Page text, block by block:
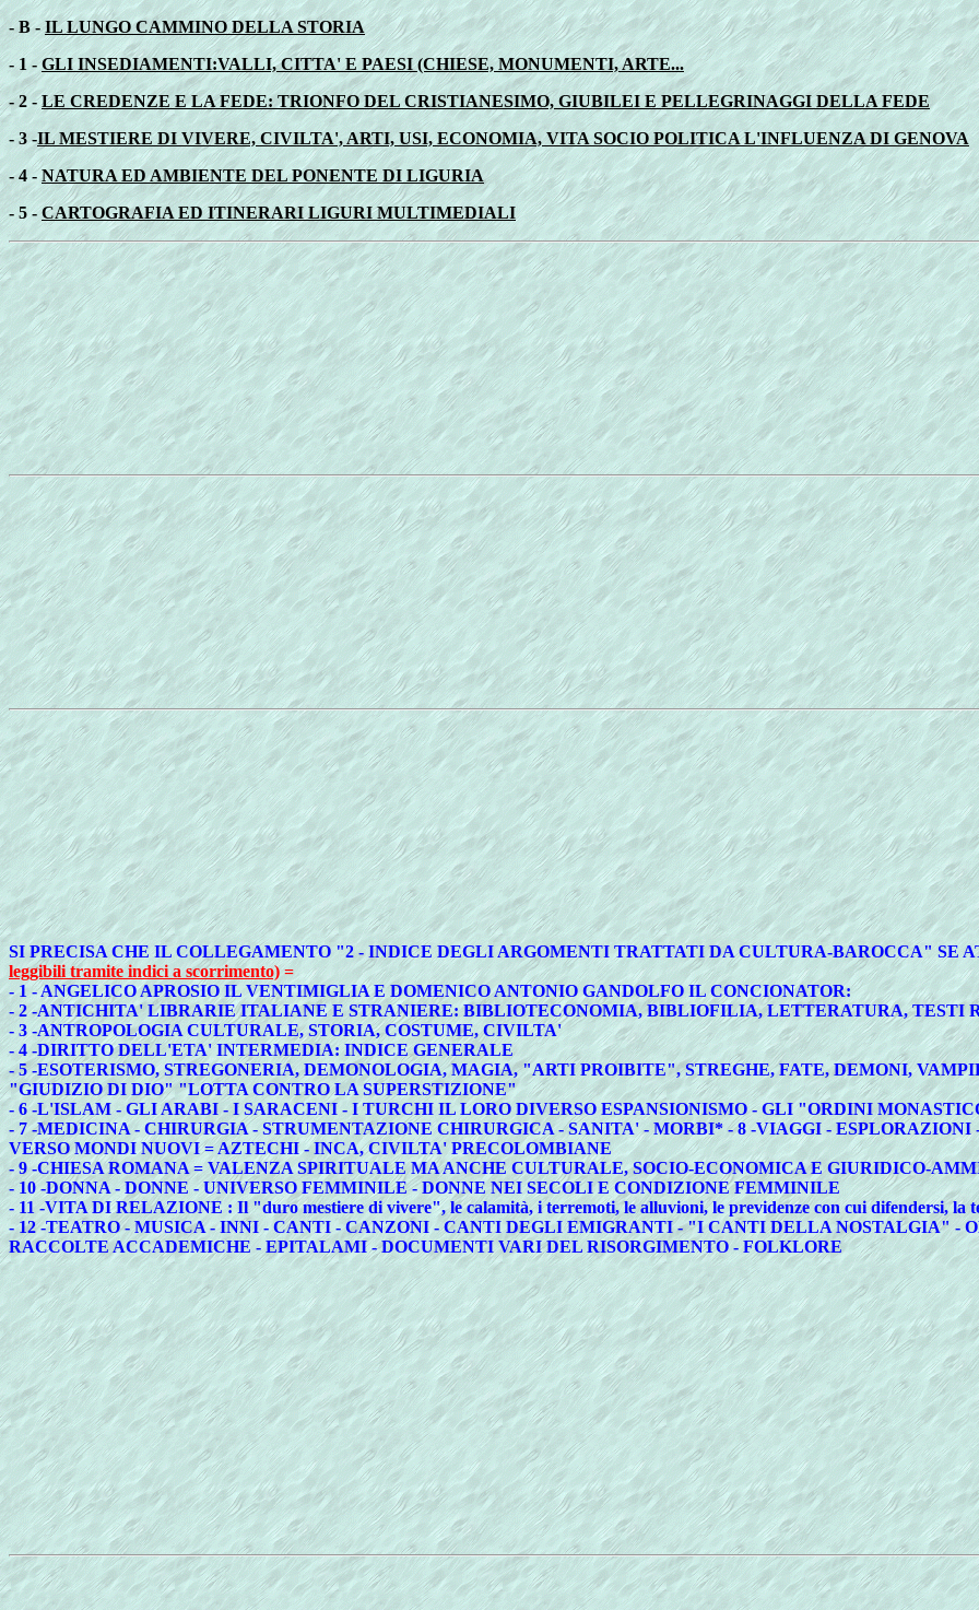
- B - IL LUNGO CAMMINO DELLA STORIA
- 1 -GLI INSEDIAMENTI:VALLI, CITTA' E PAESI (CHIESE, MONUMENTI, ARTE...
- 2 -LE CREDENZE E LA FEDE: TRIONFO DEL CRISTIANESIMO, GIUBILEI E PELLEGRINAGGI DELLA FEDE
- 3 -IL MESTIERE DI VIVERE, CIVILTA', ARTI, USI, ECONOMIA, VITA SOCIO POLITICA L'INFLUENZA DI GENOVA
- 4 -NATURA ED AMBIENTE DEL PONENTE DI LIGURIA
- 5 -CARTOGRAFIA ED ITINERARI LIGURI MULTIMEDIALI
SI PRECISA CHE IL COLLEGAMENTO "2 - INDICE DEGLI ARGOMENTI TRATTATI DA CULTURA-BAROCCA" SE
leggibili tramite indici a scorrimento)=
- 1 - ANGELICO APROSIO IL VENTIMIGLIA E DOMENICO ANTONIO GANDOLFO IL CONCIONATOR:
- 2 -ANTICHITA' LIBRARIE ITALIANE E STRANIERE: BIBLIOTECONOMIA, BIBLIOFILIA, LETTERATURA, TESTI
- 3 -ANTROPOLOGIA CULTURALE, STORIA, COSTUME, CIVILTA'
- 4 -DIRITTO DELL'ETA' INTERMEDIA: INDICE GENERALE
- 5 -ESOTERISMO, STREGONERIA, DEMONOLOGIA, MAGIA, "ARTI PROIBITE", STREGHE, FATE, DEMONI,
"GIUDIZIO DI DIO" "LOTTA CONTRO LA SUPERSTIZIONE"
- 6 -L'ISLAM - GLI ARABI - I SARACENI - I TURCHI IL LORO DIVERSO ESPANSIONISMO - GLI "ORDINI
- 7 -MEDICINA - CHIRURGIA - STRUMENTAZIONE CHIRURGICA - SANITA' - MORBI* - 8 -VIAGGI -
VERSO MONDI NUOVI = AZTECHI - INCA, CIVILTA' PRECOLOMBIANE
- 9 -CHIESA ROMANA = VALENZA SPIRITUALE MA ANCHE CULTURALE, SOCIO-ECONOMICA E GIURIDICO-
- 10 -DONNA - DONNE - UNIVERSO FEMMINILE - DONNE NEI SECOLI E CONDIZIONE FEMMINILE
- 11 -VITA DI RELAZIONE : Il "duro mestiere di vivere", le calamità, i terremoti, le alluvioni, le previdenze con cui difendersi, la
- 12 -TEATRO - MUSICA - INNI - CANTI - CANZONI - CANTI DEGLI EMIGRANTI - "I CANTI DELLA NOSTALGIA" -
RACCOLTE ACCADEMICHE - EPITALAMI - DOCUMENTI VARI DEL RISORGIMENTO - FOLKLORE